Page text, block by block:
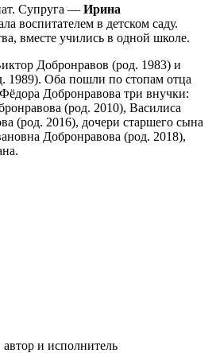
Супруга — Ирина
воспитателем в детском саду.
вместе учились в одной школе.
Добронравов (род. 1983) и
1989). Оба пошли по стопам отца
Добронравова три внучки:
(род. 2010), Василиса
(род. 2016), дочери старшего сына
Добронравова (род. 2018),
и исполнитель